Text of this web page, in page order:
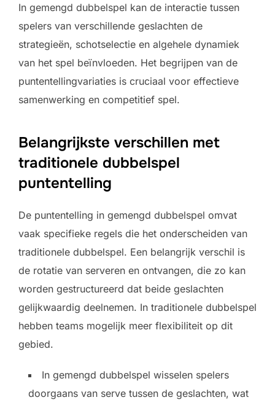
In gemengd dubbelspel kan de interactie tussen
spelers van verschillende geslachten de
strategieën, schotselectie en algehele dynamiek
van het spel beïnvloeden. Het begrijpen van de
puntentellingvariaties is cruciaal voor effectieve
samenwerking en competitief spel.
Belangrijkste verschillen met
traditionele dubbelspel
puntentelling
De puntentelling in gemengd dubbelspel omvat
vaak specifieke regels die het onderscheiden van
traditionele dubbelspel. Een belangrijk verschil is
de rotatie van serveren en ontvangen, die zo kan
worden gestructureerd dat beide geslachten
gelijkwaardig deelnemen. In traditionele dubbelspel
hebben teams mogelijk meer flexibiliteit op dit
gebied.
In gemengd dubbelspel wisselen spelers
doorgaans van serve tussen de geslachten, wat